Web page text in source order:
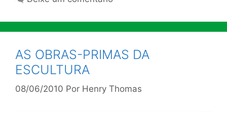
AS OBRAS-PRIMAS DA
ESCULTURA
08/06/2010 Por Henry Thomas